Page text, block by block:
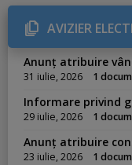
g
n
AVIZIER
Anunț atribuire
31 iulie, 2026 1
Informare privind
29 iulie, 2026 1
Anunț atribuire
23 iulie, 2026 1